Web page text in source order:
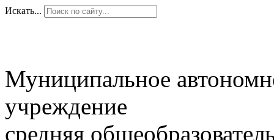
Искать...
Муниципальное
учреждение
средняя